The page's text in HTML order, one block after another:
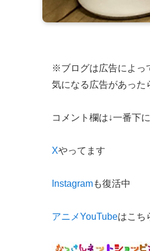
※ブログは広告によっ
気になる広告があった
コメント欄は↓一番下
Xやってます
Instagramも復活中
アニメYouTubeはこち